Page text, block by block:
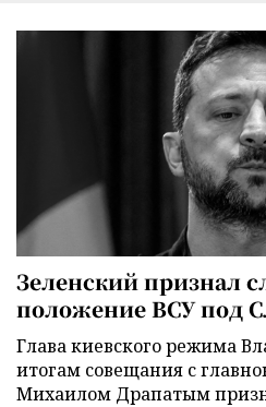
Зеленский признал
положение ВСУ под
Глава киевского режима
итогам совещания с
Михаилом Драпатым